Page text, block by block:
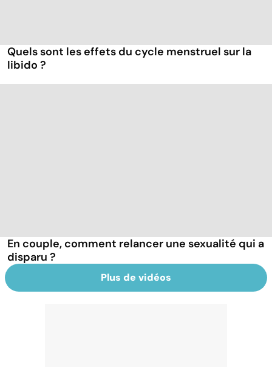
Quels sont les effets du cycle menstruel sur la
libido ?
En couple, comment relancer une sexualité qui a
disparu ?
Plus de vidéos